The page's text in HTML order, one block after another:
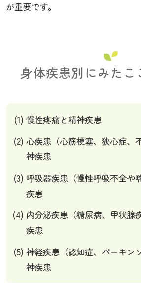
が重要です。
身体疾患別にみたこ
慢性疼痛と精神疾患
心疾患（心筋梗塞、狭心症、
神疾患
呼吸器疾患（慢性呼吸不全や
疾患
内分泌疾患（糖尿病、甲状腺
疾患
神経疾患（認知症、パーキン
神疾患